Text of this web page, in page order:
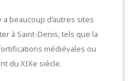
beaucoup d’autres sites
à Saint-Denis, tels que la
médiévales ou
du XIXe siècle.